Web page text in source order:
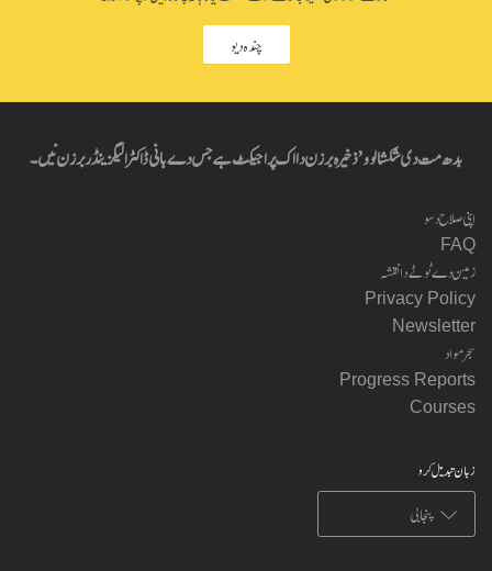
چندہ دیو
بدھ مت دی شکشا لوو’ ذخیرہ برزن دا اک پراجیکٹ ہے جس دے بانی ڈاکٹر الیگزینڈر برزن نیں۔
اپنی صلاح دسو
FAQ
زمین دے ٹوٹے دا نقشہ
Privacy Policy
Newsletter
سجر مواد
Progress Reports
Courses
زبان تبدیل کرو